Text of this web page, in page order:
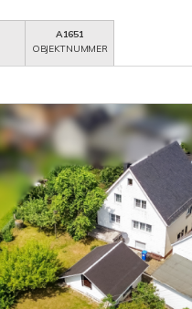
A1651
OBJEKTNUMMER